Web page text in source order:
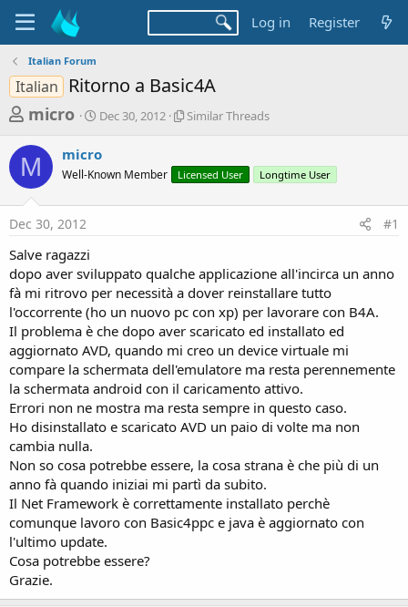
Log in Register
Italian Forum
Italian Ritorno a Basic4A
T
r
e
a
d
s
t
a
r
t
e
r
micro
S
r
t
a
Dec 30, 2012
S
l
r
e
a
d
Similar Threads
M micro
Well-Known Member Licensed User Longtime User
Dec 30, 2012 #1
Salve ragazzi
dopo aver sviluppato qualche applicazione all'incirca un anno
fà mi ritrovo per necessità a dover reinstallare tutto
l'occorrente (ho un nuovo pc con xp) per lavorare con B4A.
Il problema è che dopo aver scaricato ed installato ed
aggiornato AVD, quando mi creo un device virtuale mi
compare la schermata dell'emulatore ma resta perennemente
la schermata android con il caricamento attivo.
Errori non ne mostra ma resta sempre in questo caso.
Ho disinstallato e scaricato AVD un paio di volte ma non
cambia nulla.
Non so cosa potrebbe essere, la cosa strana è che più di un
anno fà quando iniziai mi partì da subito.
Il Net Framework è correttamente installato perchè
comunque lavoro con Basic4ppc e java è aggiornato con
l'ultimo update.
Cosa potrebbe essere?
Grazie.